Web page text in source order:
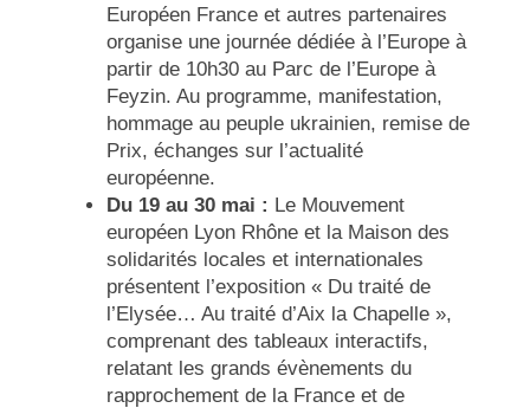
Européen France et autres partenaires
organise une journée dédiée à l’Europe à
partir de 10h30 au Parc de l’Europe à
Feyzin. Au programme, manifestation,
hommage au peuple ukrainien, remise de
Prix, échanges sur l’actualité
européenne.
Du 19 au 30 mai : Le Mouvement
européen Lyon Rhône et la Maison des
solidarités locales et internationales
présentent l’exposition « Du traité de
l’Elysée… Au traité d’Aix la Chapelle »,
comprenant des tableaux interactifs,
relatant les grands évènements du
rapprochement de la France et de